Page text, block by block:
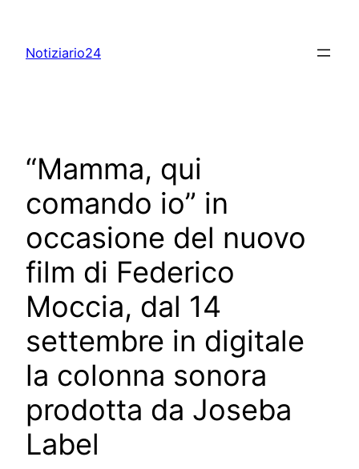
content
Notiziario24
“Mamma, qui
comando io” in
occasione del nuovo
film di Federico
Moccia, dal 14
settembre in digitale
la colonna sonora
prodotta da Joseba
Label